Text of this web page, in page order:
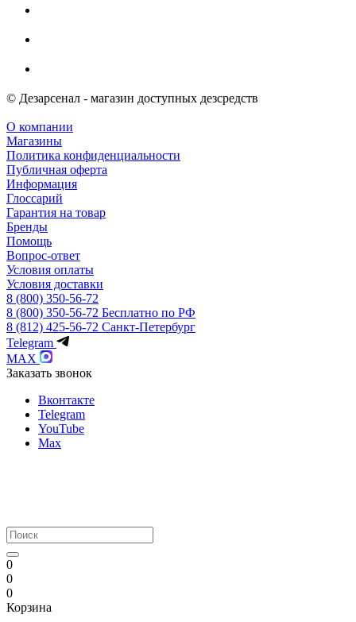
© Дезарсенал - магазин доступных дезсредств
О компании
Магазины
Политика конфиденциальности
Публичная оферта
Информация
Глоссарий
Гарантия на товар
Бренды
Помощь
Вопрос-ответ
Условия оплаты
Условия доставки
8 (800) 350-56-72
8 (800) 350-56-72 Бесплатно по РФ
8 (812) 425-56-72 Санкт-Петербург
Telegram
MAX
Заказать звонок
Вконтакте
Telegram
YouTube
Max
0
0
0
Корзина